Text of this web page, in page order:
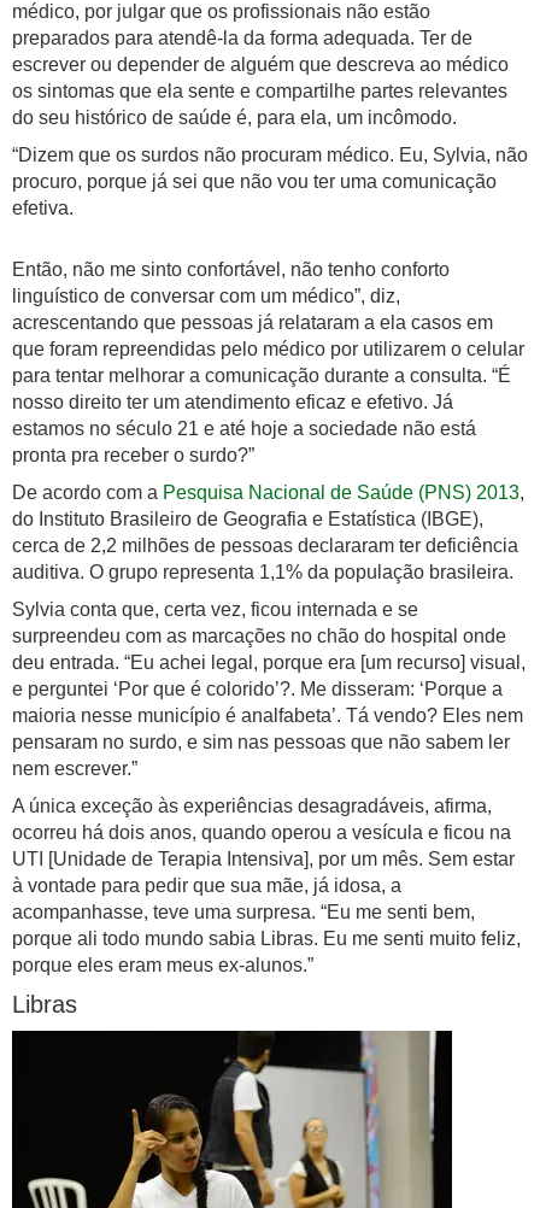
médico, por julgar que os profissionais não estão
preparados para atendê-la da forma adequada. Ter de
escrever ou depender de alguém que descreva ao médico
os sintomas que ela sente e compartilhe partes relevantes
do seu histórico de saúde é, para ela, um incômodo.
“Dizem que os surdos não procuram médico. Eu, Sylvia, não
procuro, porque já sei que não vou ter uma comunicação
efetiva.
Então, não me sinto confortável, não tenho conforto
linguístico de conversar com um médico”, diz,
acrescentando que pessoas já relataram a ela casos em
que foram repreendidas pelo médico por utilizarem o celular
para tentar melhorar a comunicação durante a consulta. “É
nosso direito ter um atendimento eficaz e efetivo. Já
estamos no século 21 e até hoje a sociedade não está
pronta pra receber o surdo?”
De acordo com a Pesquisa Nacional de Saúde (PNS) 2013,
do Instituto Brasileiro de Geografia e Estatística (IBGE),
cerca de 2,2 milhões de pessoas declararam ter deficiência
auditiva. O grupo representa 1,1% da população brasileira.
Sylvia conta que, certa vez, ficou internada e se
surpreendeu com as marcações no chão do hospital onde
deu entrada. “Eu achei legal, porque era [um recurso] visual,
e perguntei ‘Por que é colorido’?. Me disseram: ‘Porque a
maioria nesse município é analfabeta’. Tá vendo? Eles nem
pensaram no surdo, e sim nas pessoas que não sabem ler
nem escrever.”
A única exceção às experiências desagradáveis, afirma,
ocorreu há dois anos, quando operou a vesícula e ficou na
UTI [Unidade de Terapia Intensiva], por um mês. Sem estar
à vontade para pedir que sua mãe, já idosa, a
acompanhasse, teve uma surpresa. “Eu me senti bem,
porque ali todo mundo sabia Libras. Eu me senti muito feliz,
porque eles eram meus ex-alunos.”
Libras